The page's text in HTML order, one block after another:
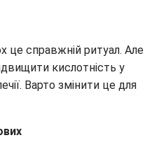
це справжній ритуал. Але
кислотність у
Варто змінити це для